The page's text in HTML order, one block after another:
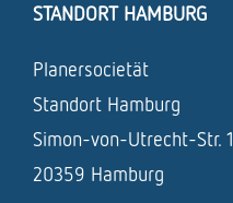
STANDORT HAMBURG
Planersocietät
Standort Hamburg
Simon-von-Utrecht-Str. 1
20359 Hamburg